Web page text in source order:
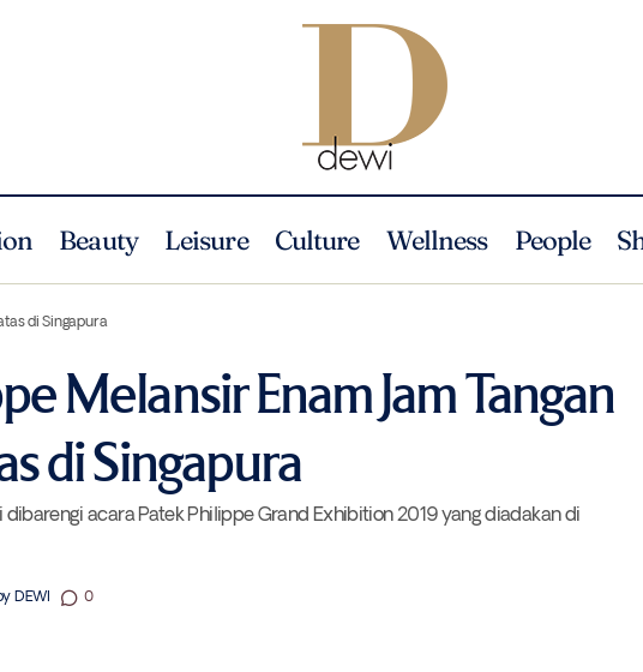
Beauty Leisure Culture Wellness People
Uncategorized
di Singapura
Melansir Enam Jam Tangan
di Singapura
acara Patek Philippe Grand Exhibition 2019 yang diadakan di
DEWI 0